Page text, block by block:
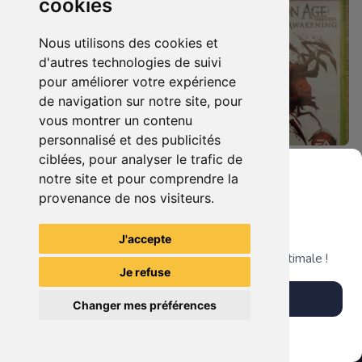
cookies
Nous utilisons des cookies et
d'autres technologies de suivi
pour améliorer votre expérience
de navigation sur notre site, pour
vous montrer un contenu
personnalisé et des publicités
ciblées, pour analyser le trafic de
notre site et pour comprendre la
provenance de nos visiteurs.
J'accepte
Je refuse
Changer mes préférences
8.90 € 0
Dragon Age Origins Xbox 360
14.90 €
TheGamingR83
Grenier du Geek
Télécharge notre app pour une expérience optimale !
Télécharger l'app